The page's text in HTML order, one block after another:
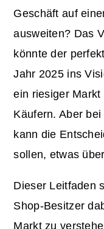
Geschäft auf
ausweiten? Das
könnte der
Jahr 2025 ins
ein riesiger
Käufern. Aber
kann die
sollen, etwas
Dieser Leitfaden
Shop-Besitzer
Markt zu